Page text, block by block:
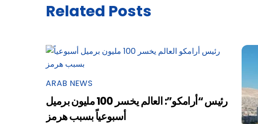
Related Posts
ARAB NEWS
رئيس “أرامكو”: العالم يخسر 100 مليون برميل
أسبوعياً بسبب هرمز